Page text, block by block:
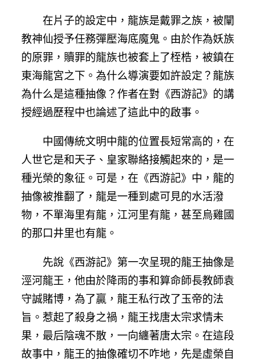
在片子的設定中，龍族是戴罪之族，被闡
教神仙授予任務彈壓海底魔鬼。由於作為妖族
的原罪，贖罪的龍族也被套上了桎梏，被鎮在
東海龍宮之下。為什么導演要如許設定？龍族
為什么是這種抽像？作者在對《西游記》的講
授經過歷程中也論述了這此中的啟事。
中國傳統文明中龍的位置長短常高的，在
人世它是和天子、皇家聯絡接觸起來的，是一
種光榮的象征。可是，在《西游記》中，龍的
抽像被推翻了，龍是一種到處可見的水活潑
物，不單海里有龍，江河里有龍，甚至烏雞國
的那口井里也有龍。
先說《西游記》第一次呈現的龍王抽像是
涇河龍王，他由於降雨的事和算命師長教師袁
守誠賭博，為了贏，龍王私行改了玉帝的法
旨。惹起了殺身之禍，龍王找唐太宗求情未
果，最后陰魂不散，一向纏著唐太宗。在這段
故事中，龍王的抽像確切不咋地，先是虛榮自